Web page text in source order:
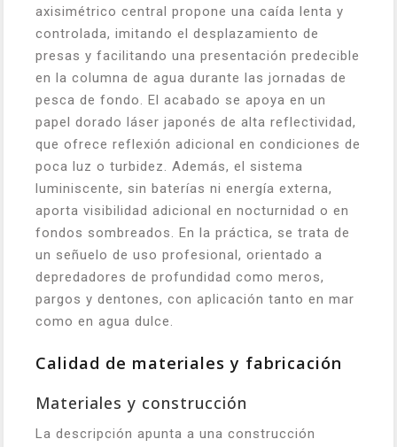
axisimétrico central propone una caída lenta y
controlada, imitando el desplazamiento de
presas y facilitando una presentación predecible
en la columna de agua durante las jornadas de
pesca de fondo. El acabado se apoya en un
papel dorado láser japonés de alta reflectividad,
que ofrece reflexión adicional en condiciones de
poca luz o turbidez. Además, el sistema
luminiscente, sin baterías ni energía externa,
aporta visibilidad adicional en nocturnidad o en
fondos sombreados. En la práctica, se trata de
un señuelo de uso profesional, orientado a
depredadores de profundidad como meros,
pargos y dentones, con aplicación tanto en mar
como en agua dulce.
Calidad de materiales y fabricación
Materiales y construcción
La descripción apunta a una construcción